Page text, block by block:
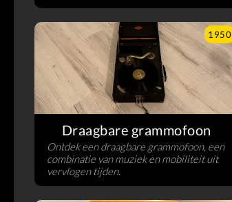
1950
Draagbare grammofoon
Ontdek een draagbare grammofoon, een
combinatie van muziek en mobiliteit uit
vervlogen tijden.